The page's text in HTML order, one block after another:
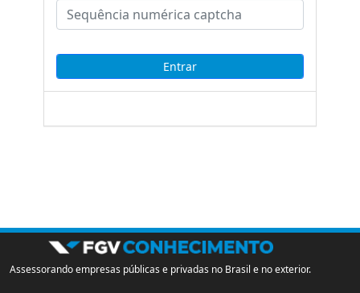
Assessorando empresas públicas e privadas no Brasil e no exterior.